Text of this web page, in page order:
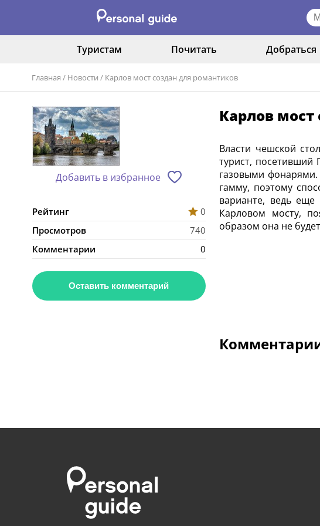
Туристам Почитать Добраться
Главная / Новости / Карлов мост создан для романтиков
Добавить в избранное
Рейтинг
0
Просмотров
740
Комментарии
0
Оставить комментарий
Карлов мост
Власти чешской
турист, посетивший
газовыми
гамму, поэтому
варианте, ведь еще
Карловом мосту,
образом она не